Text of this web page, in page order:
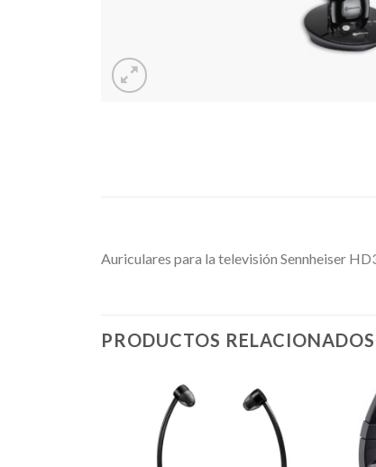
Auriculares para la televisión Sennheiser
PRODUCTOS RELACIONADOS